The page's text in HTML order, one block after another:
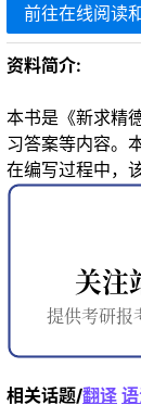
前往在线阅读
资料简介:
本书是《新求精
习答案等内容。
在编写过程中，
相关话题/翻译